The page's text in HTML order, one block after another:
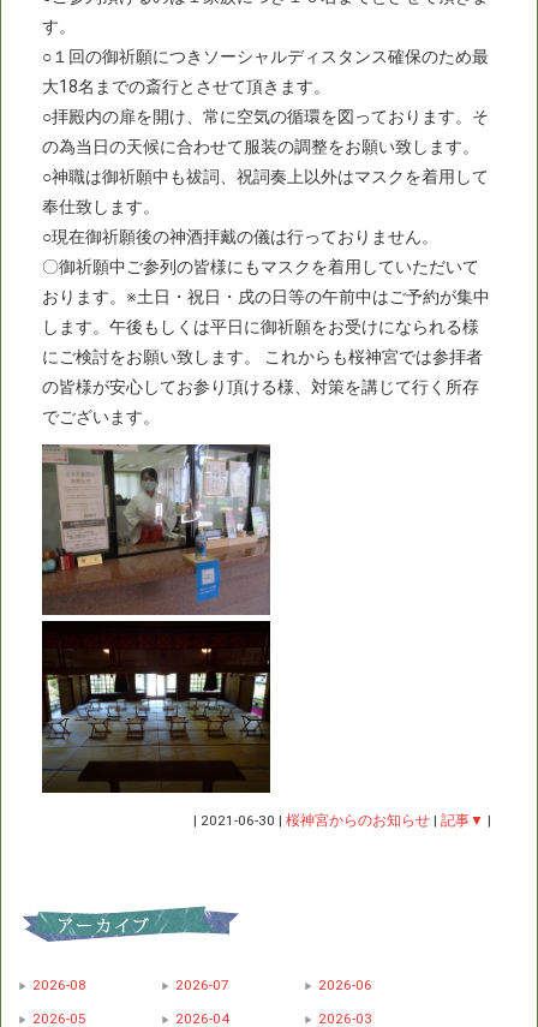
2026-08 2026-07
2026-06
2026-05
2026-04
2026-03
す。
○１回の御祈願につきソーシャルディスタンス確保のため最
大18名までの斎行とさせて頂きます。
○拝殿内の扉を開け、常に空気の循環を図っております。そ
の為当日の天候に合わせて服装の調整をお願い致します。
○神職は御祈願中も祓詞、祝詞奏上以外はマスクを着用して
奉仕致します。
○現在御祈願後の神酒拝戴の儀は行っておりません。
〇御祈願中ご参列の皆様にもマスクを着用していただいて
おります。※土日・祝日・戌の日等の午前中はご予約が集中
します。午後もしくは平日に御祈願をお受けになられる様
にご検討をお願い致します。 これからも桜神宮では参拝者
の皆様が安心してお参り頂ける様、対策を講じて行く所存
でございます。
| 2021-06-30 |桜神宮からのお知らせ |記事▼ |